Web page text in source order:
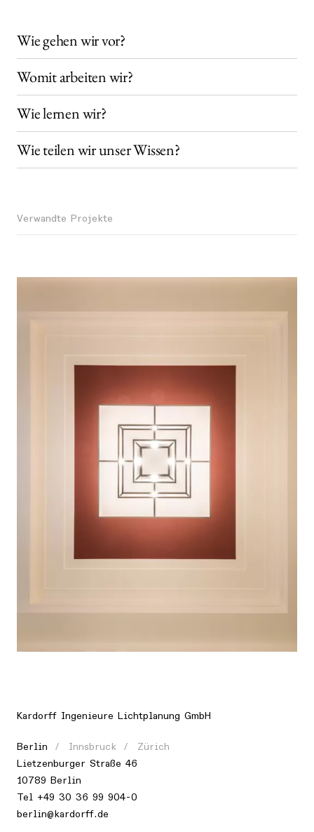
Wie gehen wir vor?
Womit arbeiten wir?
Wie lernen wir?
Wie teilen wir unser Wissen?
Verwandte Projekte
Kardorff Ingenieure Lichtplanung GmbH
Berlin Innsbruck
Zürich
Lietzenburger Straße 46
10789 Berlin
Tel +49 30 36 99 904-0
berlin@kardorff.de